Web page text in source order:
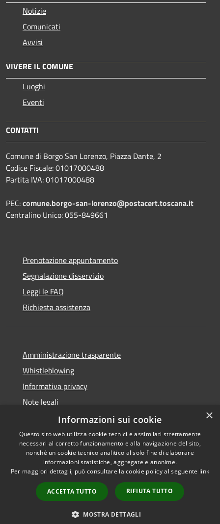
Notizie
Comunicati
Avvisi
VIVERE IL COMUNE
Luoghi
Eventi
CONTATTI
Comune di Borgo San Lorenzo, Piazza Dante, 2
Codice Fiscale: 01017000488
Partita IVA: 01017000488
PEC:comune.borgo-san-lorenzo@postacert.toscana.it
Centralino Unico: 055-849661
Prenotazione appuntamento
Segnalazione disservizio
Leggi le FAQ
Richiesta assistenza
Amministrazione trasparente
Whistleblowing
Informativa privacy
Note legali
Dichiarazione di accessibilità
RSS
Accessibilità
Copyright © 2026 • Comune di
byMunicipium
Accesso
redazione
×
Informazioni sui cookie
Questo sito web utilizza cookie tecnici e assimilati strettamente
necessari al corretto funzionamento e alla navigazione del sito,
nonché un cookie tecnico analitico al solo fine di elaborare
informazioni statistiche, aggregate e anonime.
Per maggiori dettagli, può consultare la cookie policy al seguente link
ACCETTA TUTTO RIFIUTA TUTTO
MOSTRA DETTAGLI